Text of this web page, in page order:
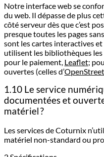
Notre interface web se
du web. Il dépasse de plus
côté serveur dès que c’est
presque toutes les pages
sont les cartes interactives
utilisent les bibliothèques
pour le paiement, Leaflet;
ouvertes (celles d’
1.10 Le service
documentées et
matériel ?
Les services de Coturnix
matériel non-standard ou